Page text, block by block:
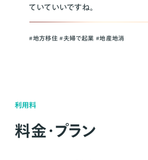
ていていいですね。
#地方移住 #夫婦で起業 #地産地消
利用料
料金・プラン